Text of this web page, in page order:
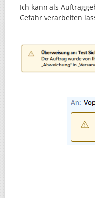
Ich kann als
Gefahr verarbeiten